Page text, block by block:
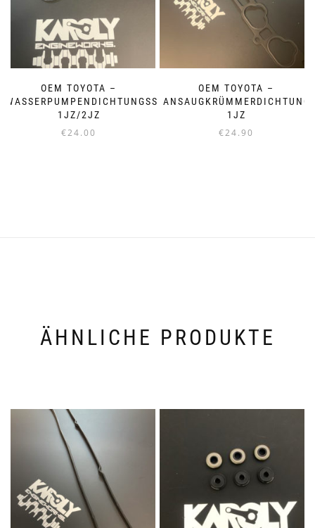
OEM TOYOTA –
WASSERPUMPENDICHTUNGSSET
1JZ/2JZ
€24.00
OEM TOYOTA –
ANSAUGKRÜMMERDICHTUNG
1JZ
€24.90
ÄHNLICHE PRODUKTE